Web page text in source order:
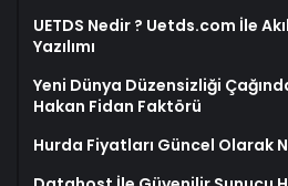
UETDS Nedir ? Uetds.com İle
Yazılımı
Yeni Dünya Düzensizliği
Hakan Fidan Faktörü
Hurda Fiyatları Güncel Olarak